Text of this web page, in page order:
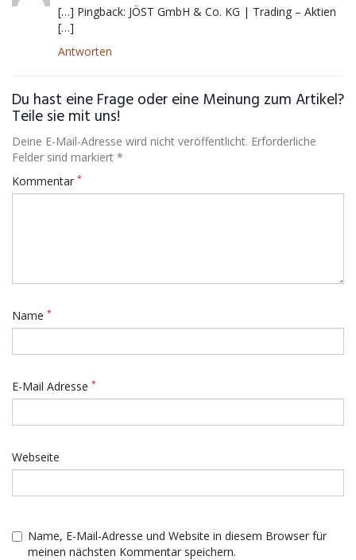
[…] Pingback: JÖST GmbH & Co. KG | Trading – Aktien
[…]
Antworten
Du hast eine Frage oder eine Meinung zum Artikel?
Teile sie mit uns!
Deine E-Mail-Adresse wird nicht veröffentlicht. Erforderliche
Felder sind markiert *
Kommentar *
Name *
E-Mail Adresse *
Webseite
Name, E-Mail-Adresse und Website in diesem Browser für
meinen nächsten Kommentar speichern.